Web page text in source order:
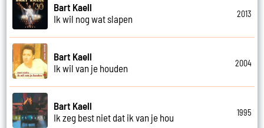
Bart Kaell
Ik wil nog wat slapen
2013
Bart Kaell
Ik wil van je houden
2004
Bart Kaell
Ik zeg best niet dat ik van je hou
1995